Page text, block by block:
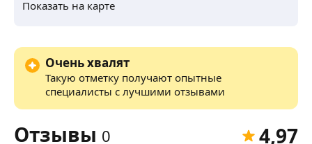
Показать на карте
Очень хвалят
Такую отметку получают опытные
специалисты с лучшими отзывами
Отзывы 0 4,97